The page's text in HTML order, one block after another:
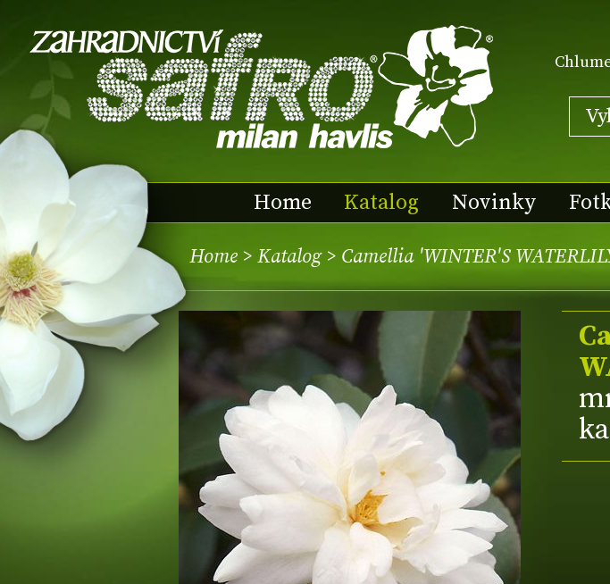
Home Katalog Novinky
Home > Katalog> Camellia 'WINTER'S